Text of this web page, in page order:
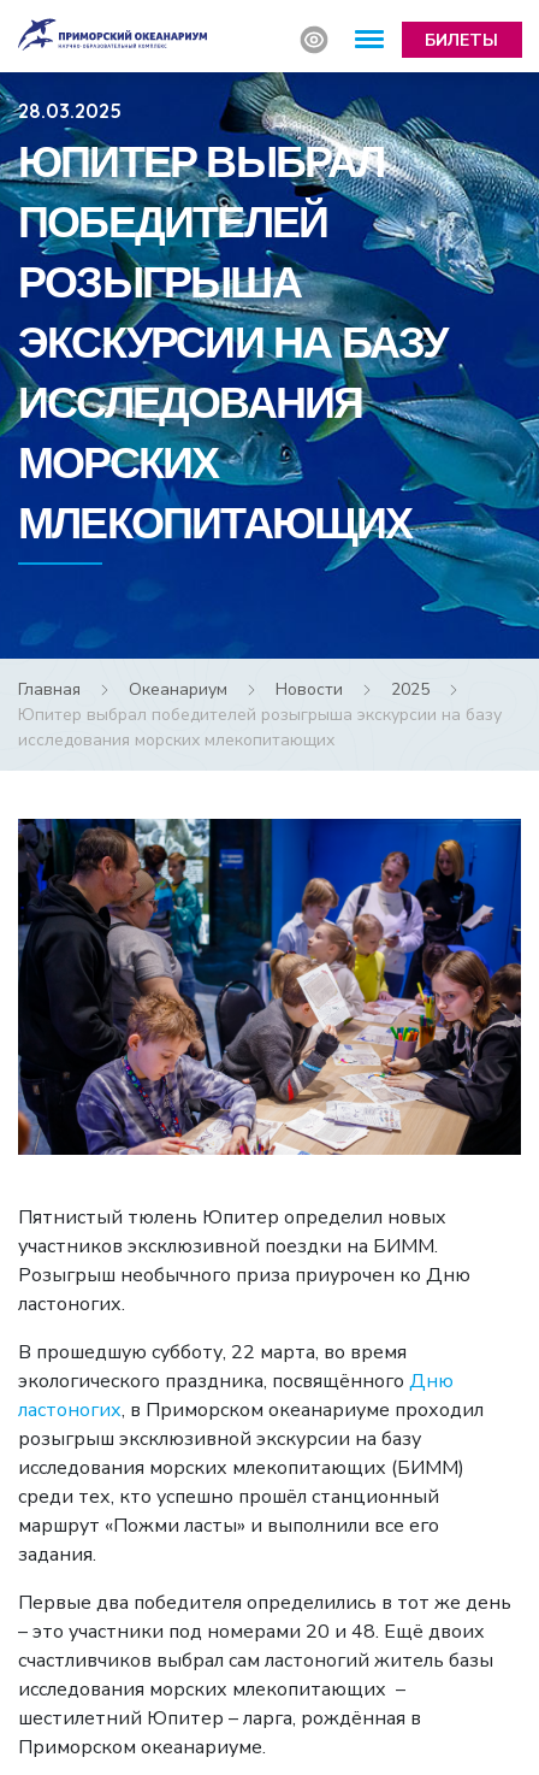
БИЛЕТЫ
28.03.2025
ЮПИТЕР ВЫБРАЛ
ПОБЕДИТЕЛЕЙ
РОЗЫГРЫША
ЭКСКУРСИИ НА БАЗУ
ИССЛЕДОВАНИЯ
МОРСКИХ
МЛЕКОПИТАЮЩИХ
Главная Океанариум Новости
2025
Юпитер выбрал победителей розыгрыша экскурсии на базу
исследования морских млекопитающих
Пятнистый тюлень Юпитер определил новых
участников эксклюзивной поездки на БИММ.
Розыгрыш необычного приза приурочен ко Дню
ластоногих.
В прошедшую субботу, 22 марта, во время
экологического праздника, посвящённого Дню
ластоногих, в Приморском океанариуме проходил
розыгрыш эксклюзивной экскурсии на базу
исследования морских млекопитающих (БИММ)
среди тех, кто успешно прошёл станционный
маршрут «Пожми ласты» и выполнили все его
задания.
Первые два победителя определились в тот же день
– это участники под номерами 20 и 48. Ещё двоих
счастливчиков выбрал сам ластоногий житель базы
исследования морских млекопитающих –
шестилетний Юпитер – ларга, рождённая в
Приморском океанариуме.